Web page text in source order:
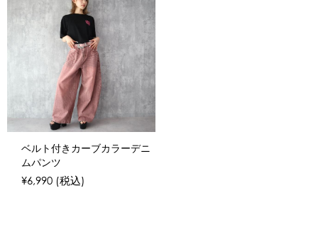
ベルト付きカーブカラーデニ
ムパンツ
¥6,990 (税込)